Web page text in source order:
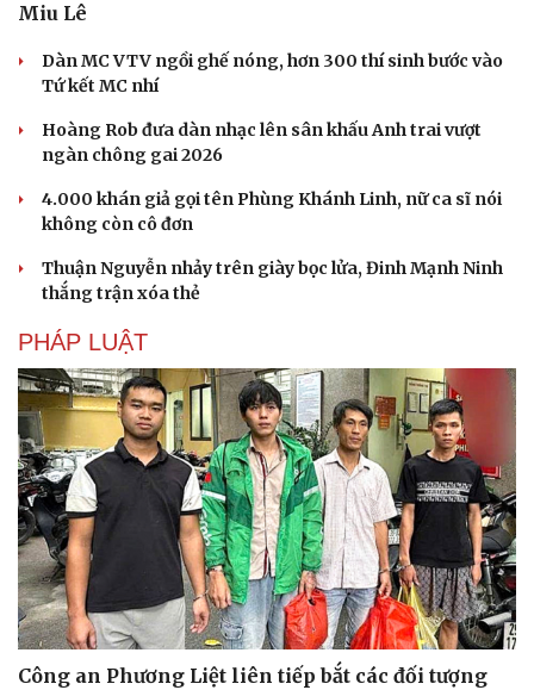
Miu Lê
Dàn MC VTV ngồi ghế nóng, hơn 300 thí sinh bước vào
Tứ kết MC nhí
Hoàng Rob đưa dàn nhạc lên sân khấu Anh trai vượt
ngàn chông gai 2026
4.000 khán giả gọi tên Phùng Khánh Linh, nữ ca sĩ nói
không còn cô đơn
Thuận Nguyễn nhảy trên giày bọc lửa, Đinh Mạnh Ninh
thắng trận xóa thẻ
PHÁP LUẬT
Công an Phương Liệt liên tiếp bắt các đối tượng